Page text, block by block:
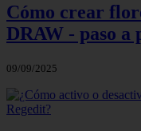
Cómo crear
DRAW - paso a
09/09/2025